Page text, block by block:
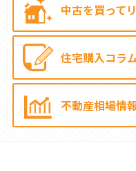
中古を買って
住宅購入コラ
不動産相場情